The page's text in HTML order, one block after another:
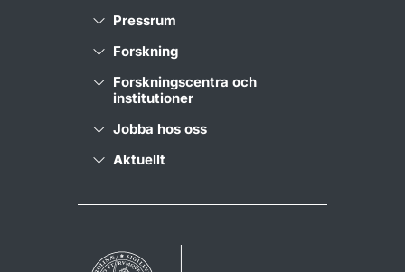
Pressrum
Forskning
Forskningscentra och
institutioner
Jobba hos oss
Aktuellt